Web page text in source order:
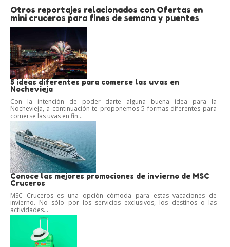
Otros reportajes relacionados con Ofertas en
mini cruceros para fines de semana y puentes
5 ideas diferentes para comerse las uvas en
Nochevieja
Con la intención de poder darte alguna buena idea para la
Nochevieja, a continuación te proponemos 5 formas diferentes para
comerse las uvas en fin...
Conoce las mejores promociones de invierno de MSC
Cruceros
MSC Cruceros es una opción cómoda para estas vacaciones de
invierno. No sólo por los servicios exclusivos, los destinos o las
actividades...